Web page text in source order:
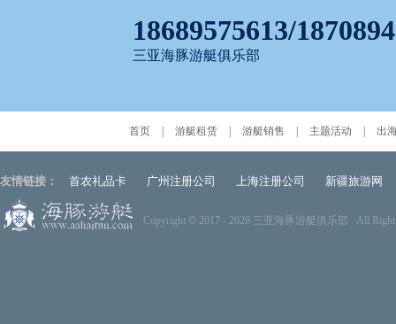
18689575613/
三亚海豚游艇俱乐部
首页 游艇租赁 游艇销售 主题活动 出
友情链接： 首农礼品卡 广州注册公司 上海注册公司 新疆旅游网
Copyright © 2017 - 2026 三亚海豚游艇俱乐部 All